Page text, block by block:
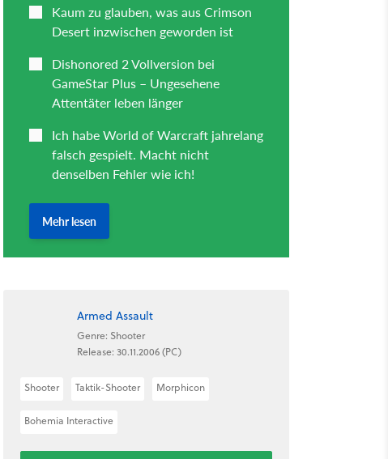
Armed Assault
Genre: Shooter
Release: 30.11.2006 (PC)
Shooter Taktik-Shooter Morphicon
Bohemia Interactive